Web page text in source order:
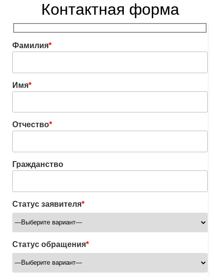
Контактная форма
Фамилия*
Имя*
Отчество*
Гражданство
Статус заявителя*
Статус обращения*